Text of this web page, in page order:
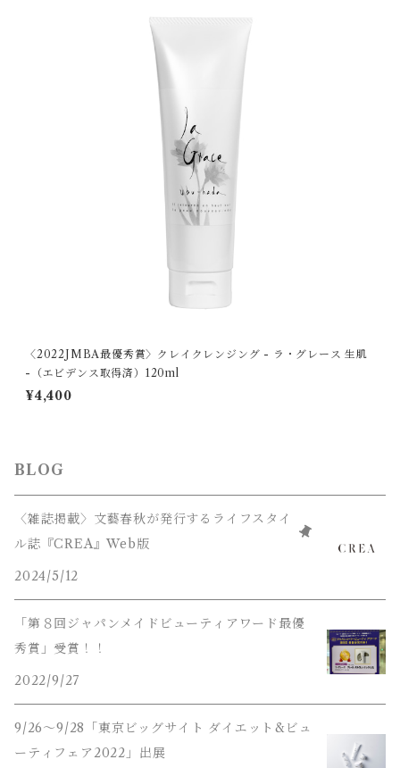
〈2022JMBA最優秀賞〉クレイクレンジング - ラ・グレース 生肌
-（エビデンス取得済）120ml
¥4,400
BLOG
〈雑誌掲載〉文藝春秋が発行するライフスタイ
ル誌『CREA』Web版
2024/5/12
「第８回ジャパンメイドビューティアワード最優
秀賞」受賞！！
2022/9/27
9/26〜9/28「東京ビッグサイト ダイエット&ビュ
ーティフェア2022」出展